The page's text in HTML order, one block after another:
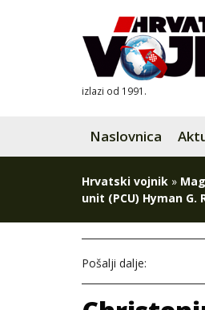
izlazi od 1991.
Naslovnica
Hrvatski vojnik »
unit (PCU) Hyman G.
Pošalji dalje: